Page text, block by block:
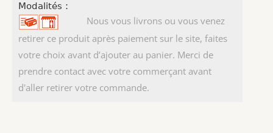
Modalités :
Nous vous livrons ou vous venez
retirer ce produit après paiement sur le site, faites
votre choix avant d’ajouter au panier. Merci de
prendre contact avec votre commerçant avant
d'aller retirer votre commande.